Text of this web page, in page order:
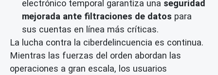
electrónico temporal garantiza una seguridad
mejorada ante filtraciones de datos para
sus cuentas en línea más críticas.
La lucha contra la ciberdelincuencia es continua.
Mientras las fuerzas del orden abordan las
operaciones a gran escala, los usuarios